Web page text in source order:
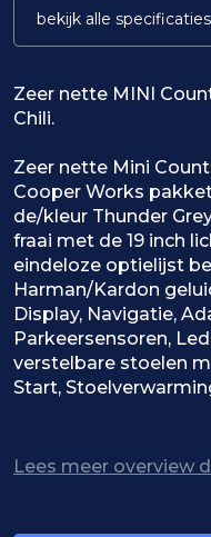
bekijk alle specificaties
Zeer ​nette MINI
Chili.
Zeer nette Mini
Cooper Works
de/kleur Thunder
fraai met de 19 inch
eindeloze optielijst
Harman/Kardon
Display, Navigatie,
Parkeersensoren,
verstelbare stoelen
Start,
5 Kilometer - 09/10/
Lees meer overview